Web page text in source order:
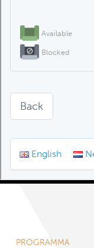
PROGRAMMA